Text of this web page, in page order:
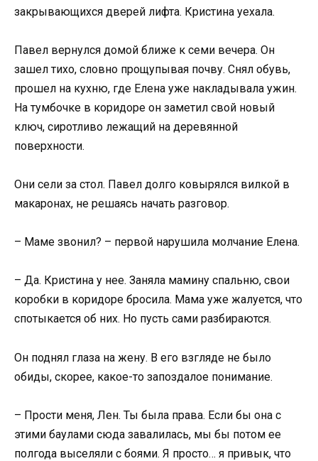
закрывающихся дверей лифта. Кристина уехала.
Павел вернулся домой ближе к семи вечера. Он
зашел тихо, словно прощупывая почву. Снял обувь,
прошел на кухню, где Елена уже накладывала ужин.
На тумбочке в коридоре он заметил свой новый
ключ, сиротливо лежащий на деревянной
поверхности.
Они сели за стол. Павел долго ковырялся вилкой в
макаронах, не решаясь начать разговор.
– Маме звонил? – первой нарушила молчание Елена.
– Да. Кристина у нее. Заняла мамину спальню, свои
коробки в коридоре бросила. Мама уже жалуется, что
спотыкается об них. Но пусть сами разбираются.
Он поднял глаза на жену. В его взгляде не было
обиды, скорее, какое-то запоздалое понимание.
– Прости меня, Лен. Ты была права. Если бы она с
этими баулами сюда завалилась, мы бы потом ее
полгода выселяли с боями. Я просто… я привык, что